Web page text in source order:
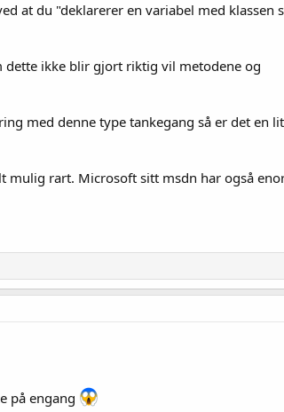
at du "deklarerer en variabel med klassen
ikke blir gjort riktig vil metodene og
med denne type tankegang så er det en
mulig rart. Microsoft sitt msdn har også
på engang